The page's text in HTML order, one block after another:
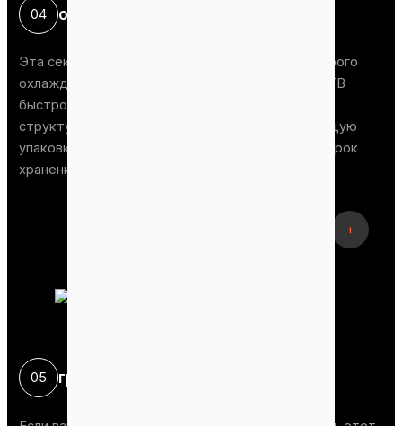
04 охлаждение
Эта секция оснащена оборудованием для быстрого
охлаждения гранул. Благодаря этому гранулы EFB
быстро затвердевают, приобретая стабильную
структуру. Это не только облегчает последующую
упаковку и транспортировку, но и увеличивает срок
хранения гранул.
+
05 грохочение